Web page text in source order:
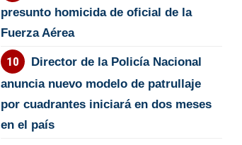
presunto homicida de oficial de la
Fuerza Aérea
Director de la Policía Nacional
anuncia nuevo modelo de patrullaje
por cuadrantes iniciará en dos meses
en el país